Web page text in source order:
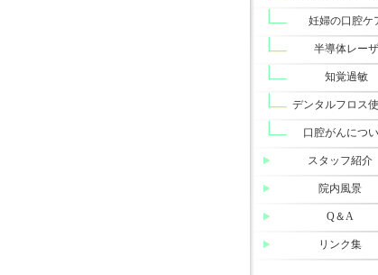
妊婦の口腔ケ
半導体レーザ
知覚過敏
デンタルフロス
口腔がんにつ
スタッフ紹介
院内風景
Q＆A
リンク集